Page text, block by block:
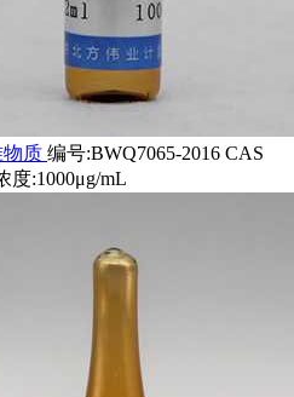
质 编号:BWQ7065-2016 CAS
度:1000μg/mL